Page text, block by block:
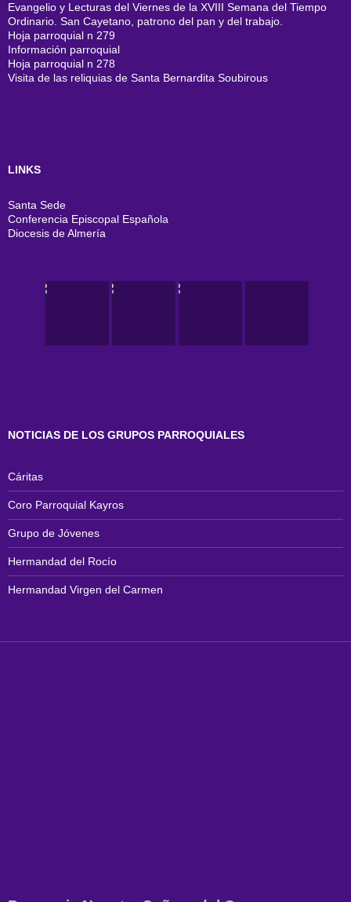
Evangelio y Lecturas del Viernes de la XVIII Semana del Tiempo
Ordinario. San Cayetano, patrono del pan y del trabajo.
Hoja parroquial n 279
Información parroquial
Hoja parroquial n 278
Visita de las reliquias de Santa Bernardita Soubirous
LINKS
Santa Sede
Conferencia Episcopal Española
Diocesis de Almería
NOTICIAS DE LOS GRUPOS PARROQUIALES
Cáritas
Coro Parroquial Kayros
Grupo de Jóvenes
Hermandad del Rocío
Hermandad Virgen del Carmen